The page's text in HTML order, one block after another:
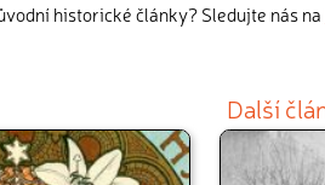
historické články? Sledujte nás na
Další